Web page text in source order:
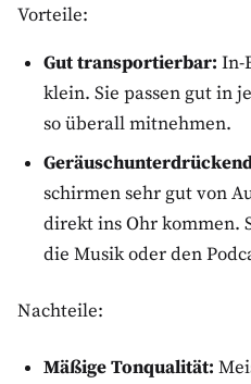
Vorteile:
Gut transportierbar: In-
klein. Sie passen gut in
so überall mitnehmen.
schirmen sehr gut von
direkt ins Ohr kommen.
die Musik oder den
Nachteile:
Mäßige Tonqualität: